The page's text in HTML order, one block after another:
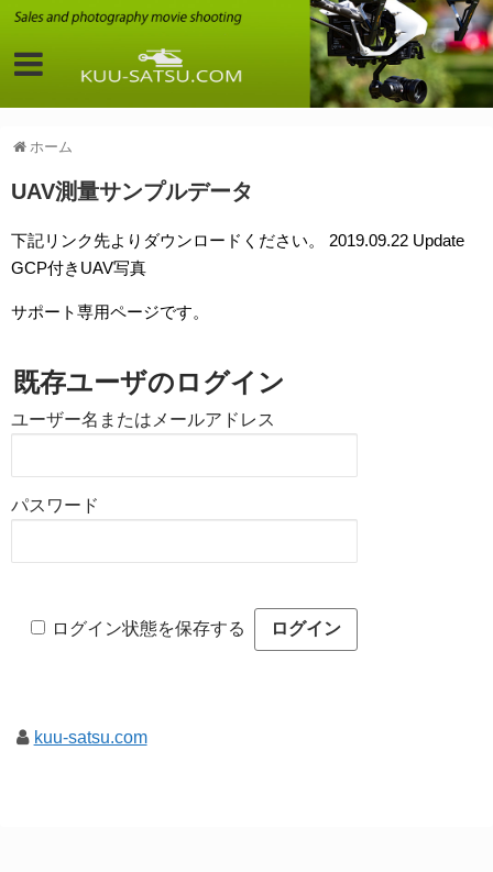
ホーム
UAV測量サンプルデータ
下記リンク先よりダウンロードください。 2019.09.22 Update
GCP付きUAV写真
サポート専用ページです。
既存ユーザのログイン
ユーザー名またはメールアドレス
パスワード
ログイン状態を保存する
kuu-satsu.com